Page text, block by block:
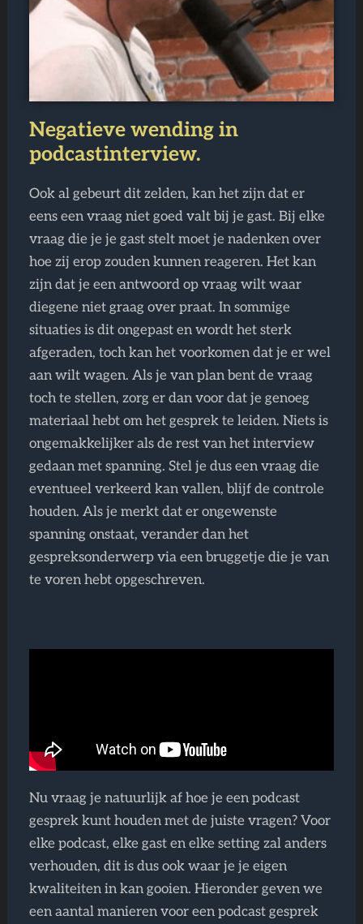
Negatieve wending in
podcastinterview.
Ook al gebeurt dit zelden, kan het zijn dat er
eens een vraag niet goed valt bij je gast. Bij elke
vraag die je je gast stelt moet je nadenken over
hoe zij erop zouden kunnen reageren. Het kan
zijn dat je een antwoord op vraag wilt waar
diegene niet graag over praat. In sommige
situaties is dit ongepast en wordt het sterk
afgeraden, toch kan het voorkomen dat je er wel
aan wilt wagen. Als je van plan bent de vraag
toch te stellen, zorg er dan voor dat je genoeg
materiaal hebt om het gesprek te leiden. Niets is
ongemakkelijker als de rest van het interview
gedaan met spanning. Stel je dus een vraag die
eventueel verkeerd kan vallen, blijf de controle
houden. Als je merkt dat er ongewenste
spanning onstaat, verander dan het
gespreksonderwerp via een bruggetje die je van
te voren hebt opgeschreven.
Nu vraag je natuurlijk af hoe je een podcast
gesprek kunt houden met de juiste vragen? Voor
elke podcast, elke gast en elke setting zal anders
verhouden, dit is dus ook waar je je eigen
kwaliteiten in kan gooien. Hieronder geven we
een aantal manieren voor een podcast gesprek